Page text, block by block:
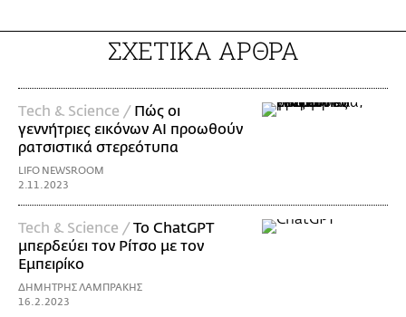
ΣΧΕΤΙΚΑ ΑΡΘΡΑ
Τech & Science / Πώς οι
γεννήτριες εικόνων AI προωθούν
ρατσιστικά στερεότυπα
LIFO NEWSROOM
2.11.2023
Tech & Science /Το ChatGPT
μπερδεύει τον Ρίτσο με τον
Εμπειρίκο
ΔΗΜΗΤΡΗΣ ΛΑΜΠΡΑΚΗΣ
16.2.2023